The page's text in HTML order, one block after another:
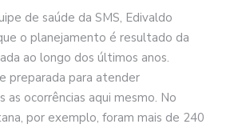
de saúde da SMS, Edivaldo
o planejamento é resultado da
ao longo dos últimos anos.
preparada para atender
ocorrências aqui mesmo. No
por exemplo, foram mais de 240